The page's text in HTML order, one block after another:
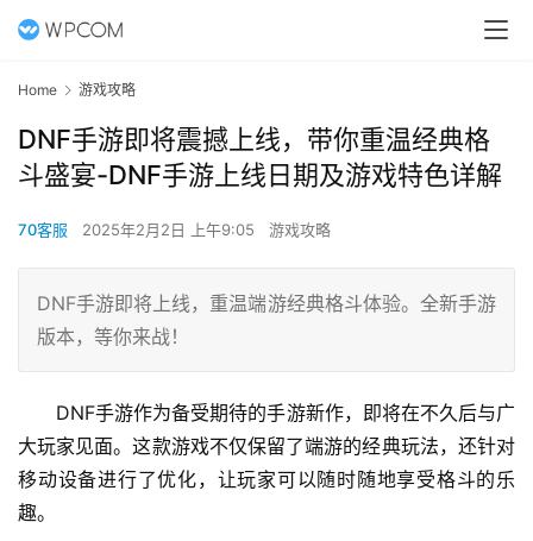
Home 游戏攻略
DNF手游即将震撼上线，带你重温经典格
斗盛宴-DNF手游上线日期及游戏特色详解
70客服 2025年2月2日 上午9:05 游戏攻略
DNF手游即将上线，重温端游经典格斗体验。全新手游
版本，等你来战！
DNF手游作为备受期待的手游新作，即将在不久后与广
大玩家见面。这款游戏不仅保留了端游的经典玩法，还针对
移动设备进行了优化，让玩家可以随时随地享受格斗的乐
趣。